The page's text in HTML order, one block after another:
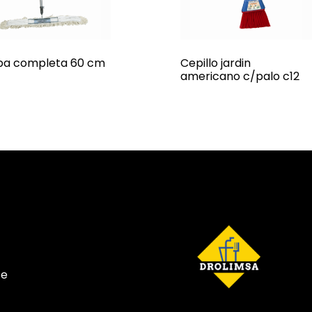
completa 60 cm
Cepillo jardin
americano c/palo c12